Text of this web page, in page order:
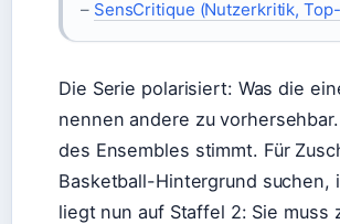
– SensCritique (Nutzerkritik,
Die Serie polarisiert: Was die
nennen andere zu
des Ensembles stimmt. Für
Basketball-Hintergrund suchen,
liegt nun auf Staffel 2: Sie